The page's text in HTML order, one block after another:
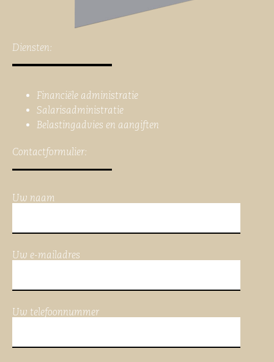
Diensten:
Financiële administratie
Salarisadministratie
Belastingadvies en aangiften
Contactformulier:
Uw naam
Uw e-mailadres
Uw telefoonnummer